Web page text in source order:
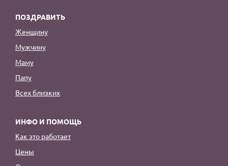
ПОЗДРАВИТЬ
Женщину
Мужчину
Маму
Папу
Всех близких
ИНФО И ПОМОЩЬ
Как это работает
Цены